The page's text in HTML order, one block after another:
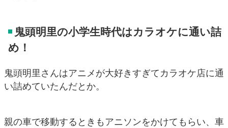
鬼頭明里の小学生時代はカラオケに通い詰
め！
鬼頭明里さんはアニメが大好きすぎてカラオケ店に通
い詰めていたんだとか。
親の車で移動するときもアニソンをかけてもらい、車